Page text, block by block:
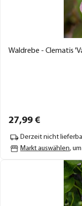
Waldrebe - Clematis
27,99 €
Derzeit nicht
Markt auswählen,